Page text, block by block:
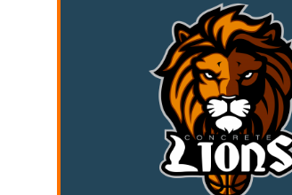
verspreid door